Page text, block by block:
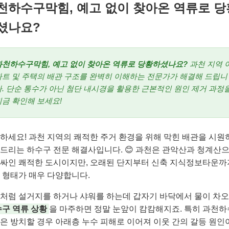
하수구막힘, 예고 없이 찾아온 역류로 당
나요?
천하수구막힘, 예고 없이 찾아온 역류로 당황하셨나요? 과천 지역
트 및 주택의 배관 구조를 완벽히 이해하는 전문가가 해결해 드립니
. 단순 통수가 아닌 첨단 내시경을 활용한 근본적인 원인 제거 과정
금 확인해 보세요!
세요! 과천 지역의 쾌적한 주거 환경을 위해 막힌 배관을 시원
리는 하수구 전문 해결사입니다. 😊 과천은 관악산과 청계산
인 쾌적한 도시이지만, 오래된 단지부터 신축 지식정보타운까
형태가 매우 다양합니다.
럼 설거지를 하거나 샤워를 하는데 갑자기 바닥에서 물이 차
구 역류 상황 을 마주하면 정말 눈앞이 캄캄해지죠. 특히 과천하
방치할 경우 아래층 누수 피해로 이어져 이웃 간의 갈등 원인